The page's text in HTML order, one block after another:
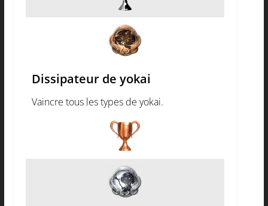
Dissipateur de yokai
Vaincre tous les types de yokai.